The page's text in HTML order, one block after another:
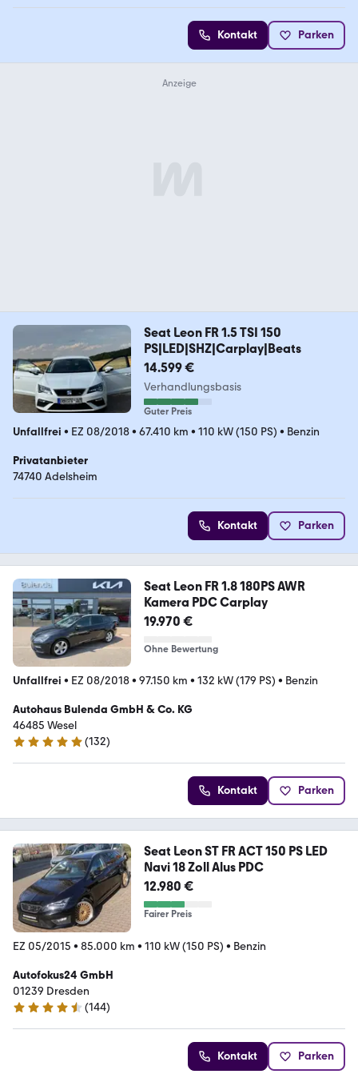
Kontakt Parken
Seat Leon FR 1.5 TSI 150
PS|LED|SHZ|Carplay|Beats
14.599 €
Verhandlungsbasis
Guter Preis
Unfallfrei • EZ 08/2018• 67.410 km • 110 kW (150 PS) • Benzin
Privatanbieter
74740 Adelsheim
Kontakt Parken
Seat Leon FR 1.8 180PS AWR
Kamera PDC Carplay
19.970 €
Ohne Bewertung
Unfallfrei • EZ 08/2018• 97.150 km • 132 kW (179 PS) • Benzin
Autohaus Bulenda GmbH & Co. KG
46485 Wesel
5 Sterne
(132)
Kontakt Parken
Seat Leon ST FR ACT 150 PS LED
Navi 18 Zoll Alus PDC
12.980 €
Fairer Preis
EZ 05/2015 • 85.000 km • 110 kW (150 PS) • Benzin
Autofokus24 GmbH
01239 Dresden
4.3 Sterne
(144)
Kontakt Parken